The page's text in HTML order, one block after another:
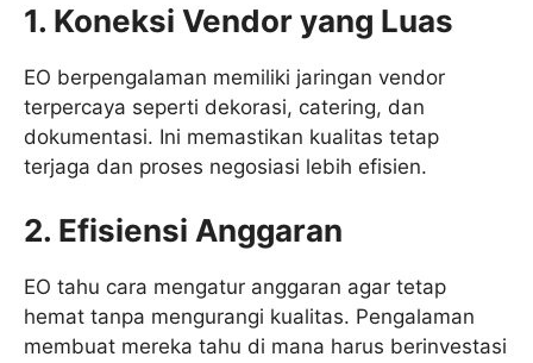
1. Koneksi Vendor yang Luas
EO berpengalaman memiliki jaringan vendor
terpercaya seperti dekorasi, catering, dan
dokumentasi. Ini memastikan kualitas tetap
terjaga dan proses negosiasi lebih efisien.
2. Efisiensi Anggaran
EO tahu cara mengatur anggaran agar tetap
hemat tanpa mengurangi kualitas. Pengalaman
membuat mereka tahu di mana harus berinvestasi